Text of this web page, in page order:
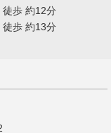
徒歩 約12分
徒歩 約13分